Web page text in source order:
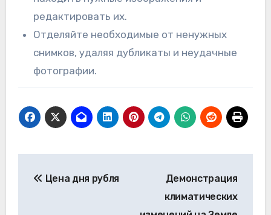
редактировать их.
Отделяйте необходимые от ненужных
снимков, удаляя дубликаты и неудачные
фотографии.
Цена дня рубля
Демонстрация
климатических